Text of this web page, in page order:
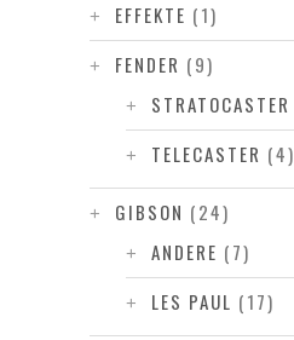
EFFEKTE (1)
FENDER (9)
STRATOCASTER
TELECASTER (4)
GIBSON (24)
ANDERE (7)
LES PAUL (17)